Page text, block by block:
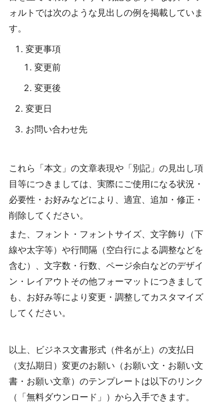
ォルトでは次のような見出しの例を掲載していま
す。
変更事項
変更前
変更後
変更日
お問い合わせ先
これら「本文」の文章表現や「別記」の見出し項
目等につきましては、実際にご使用になる状況・
必要性・お好みなどにより、適宜、追加・修正・
削除してください。
また、フォント・フォントサイズ、文字飾り（下
線や太字等）や行間隔（空白行による調整などを
含む）、文字数・行数、ページ余白などのデザイ
ン・レイアウトその他フォーマットにつきまして
も、お好み等により変更・調整してカスタマイズ
してください。
以上、ビジネス文書形式（件名が上）の支払日
（支払期日）変更のお願い（お願い文・お願い文
書・お願い文章）のテンプレートは以下のリンク
（「無料ダウンロード」）から入手できます。